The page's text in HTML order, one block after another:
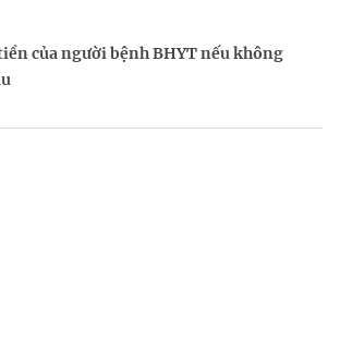
của người bệnh BHYT nếu không